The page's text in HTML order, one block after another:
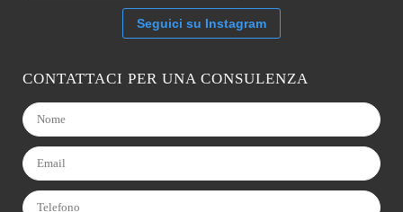
Seguici su Instagram
CONTATTACI PER UNA CONSULENZA